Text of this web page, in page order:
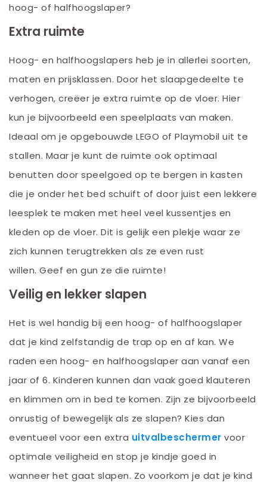
hoog- of halfhoogslaper?
Extra ruimte
Hoog- en halfhoogslapers heb je in allerlei soorten,
maten en prijsklassen. Door het slaapgedeelte te
verhogen, creëer je extra ruimte op de vloer. Hier
kun je bijvoorbeeld een speelplaats van maken.
Ideaal om je opgebouwde LEGO of Playmobil uit te
stallen. Maar je kunt de ruimte ook optimaal
benutten door speelgoed op te bergen in kasten
die je onder het bed schuift of door juist een lekkere
leesplek te maken met heel veel kussentjes en
kleden op de vloer. Dit is gelijk een plekje waar ze
zich kunnen terugtrekken als ze even rust
willen. Geef en gun ze die ruimte!
Veilig en lekker slapen
Het is wel handig bij een hoog- of halfhoogslaper
dat je kind zelfstandig de trap op en af kan. We
raden een hoog- en halfhoogslaper aan vanaf een
jaar of 6. Kinderen kunnen dan vaak goed klauteren
en klimmen om in bed te komen. Zijn ze bijvoorbeeld
onrustig of bewegelijk als ze slapen? Kies dan
eventueel voor een extra uitvalbeschermer voor
optimale veiligheid en stop je kindje goed in
wanneer het gaat slapen. Zo voorkom je dat je kind